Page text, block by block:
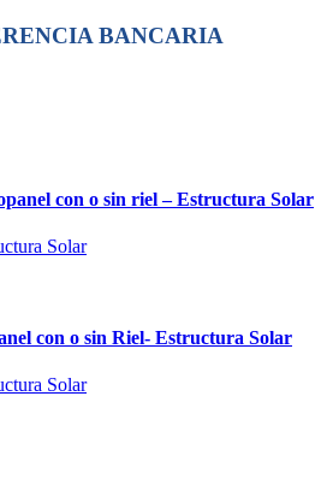
BANCARIA
con o sin riel – Estructura Solar
Solar
con o sin Riel- Estructura Solar
Solar